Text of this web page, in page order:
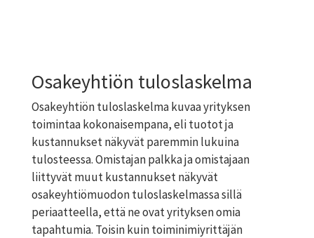
Osakeyhtiön tuloslaskelma
Osakeyhtiön tuloslaskelma kuvaa yrityksen
toimintaa kokonaisempana, eli tuotot ja
kustannukset näkyvät paremmin lukuina
tulosteessa. Omistajan palkka ja omistajaan
liittyvät muut kustannukset näkyvät
osakeyhtiömuodon tuloslaskelmassa sillä
periaatteella, että ne ovat yrityksen omia
tapahtumia. Toisin kuin toiminimiyrittäjän